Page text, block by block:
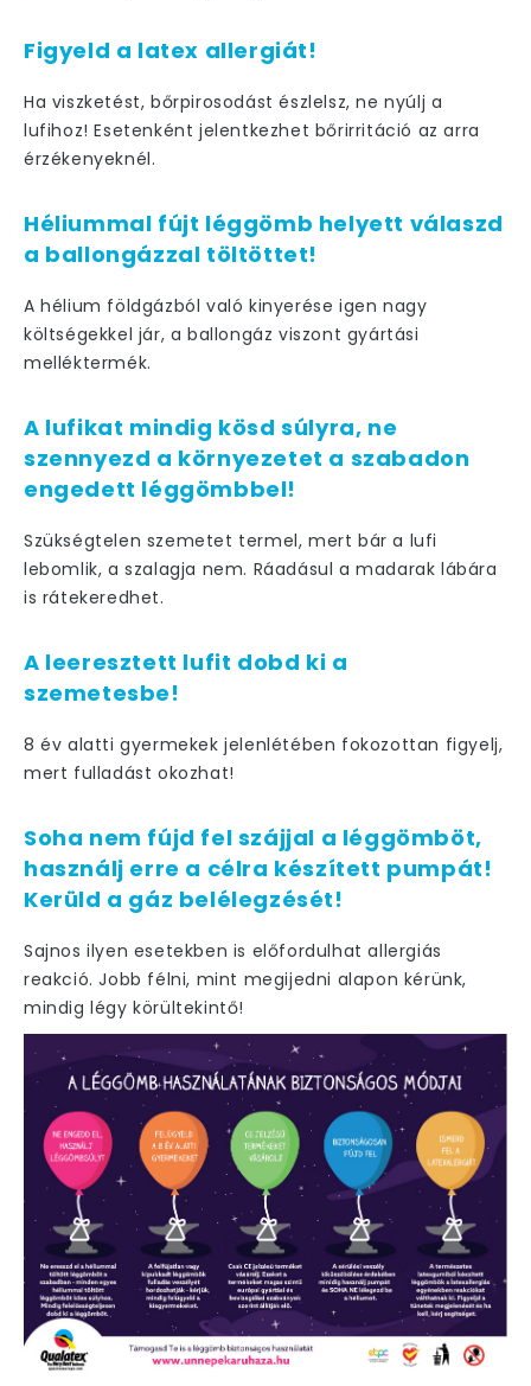
Figyeld a latex allergiát!
Ha viszketést, bőrpirosodást észlelsz, ne nyúlj a
lufihoz! Esetenként jelentkezhet bőrirritáció az arra
érzékenyeknél.
Héliummal fújt léggömb helyett válaszd
a ballongázzal töltöttet!
A hélium földgázból való kinyerése igen nagy
költségekkel jár, a ballongáz viszont gyártási
melléktermék.
A lufikat mindig kösd súlyra, ne
szennyezd a környezetet a szabadon
engedett léggömbbel!
Szükségtelen szemetet termel, mert bár a lufi
lebomlik, a szalagja nem. Ráadásul a madarak lábára
is rátekeredhet.
A leeresztett lufit dobd ki a
szemetesbe!
8 év alatti gyermekek jelenlétében fokozottan figyelj,
mert fulladást okozhat!
Soha nem fújd fel szájjal a léggömböt,
használj erre a célra készített pumpát!
Kerüld a gáz belélegzését!
Sajnos ilyen esetekben is előfordulhat allergiás
reakció. Jobb félni, mint megijedni alapon kérünk,
mindig légy körültekintő!